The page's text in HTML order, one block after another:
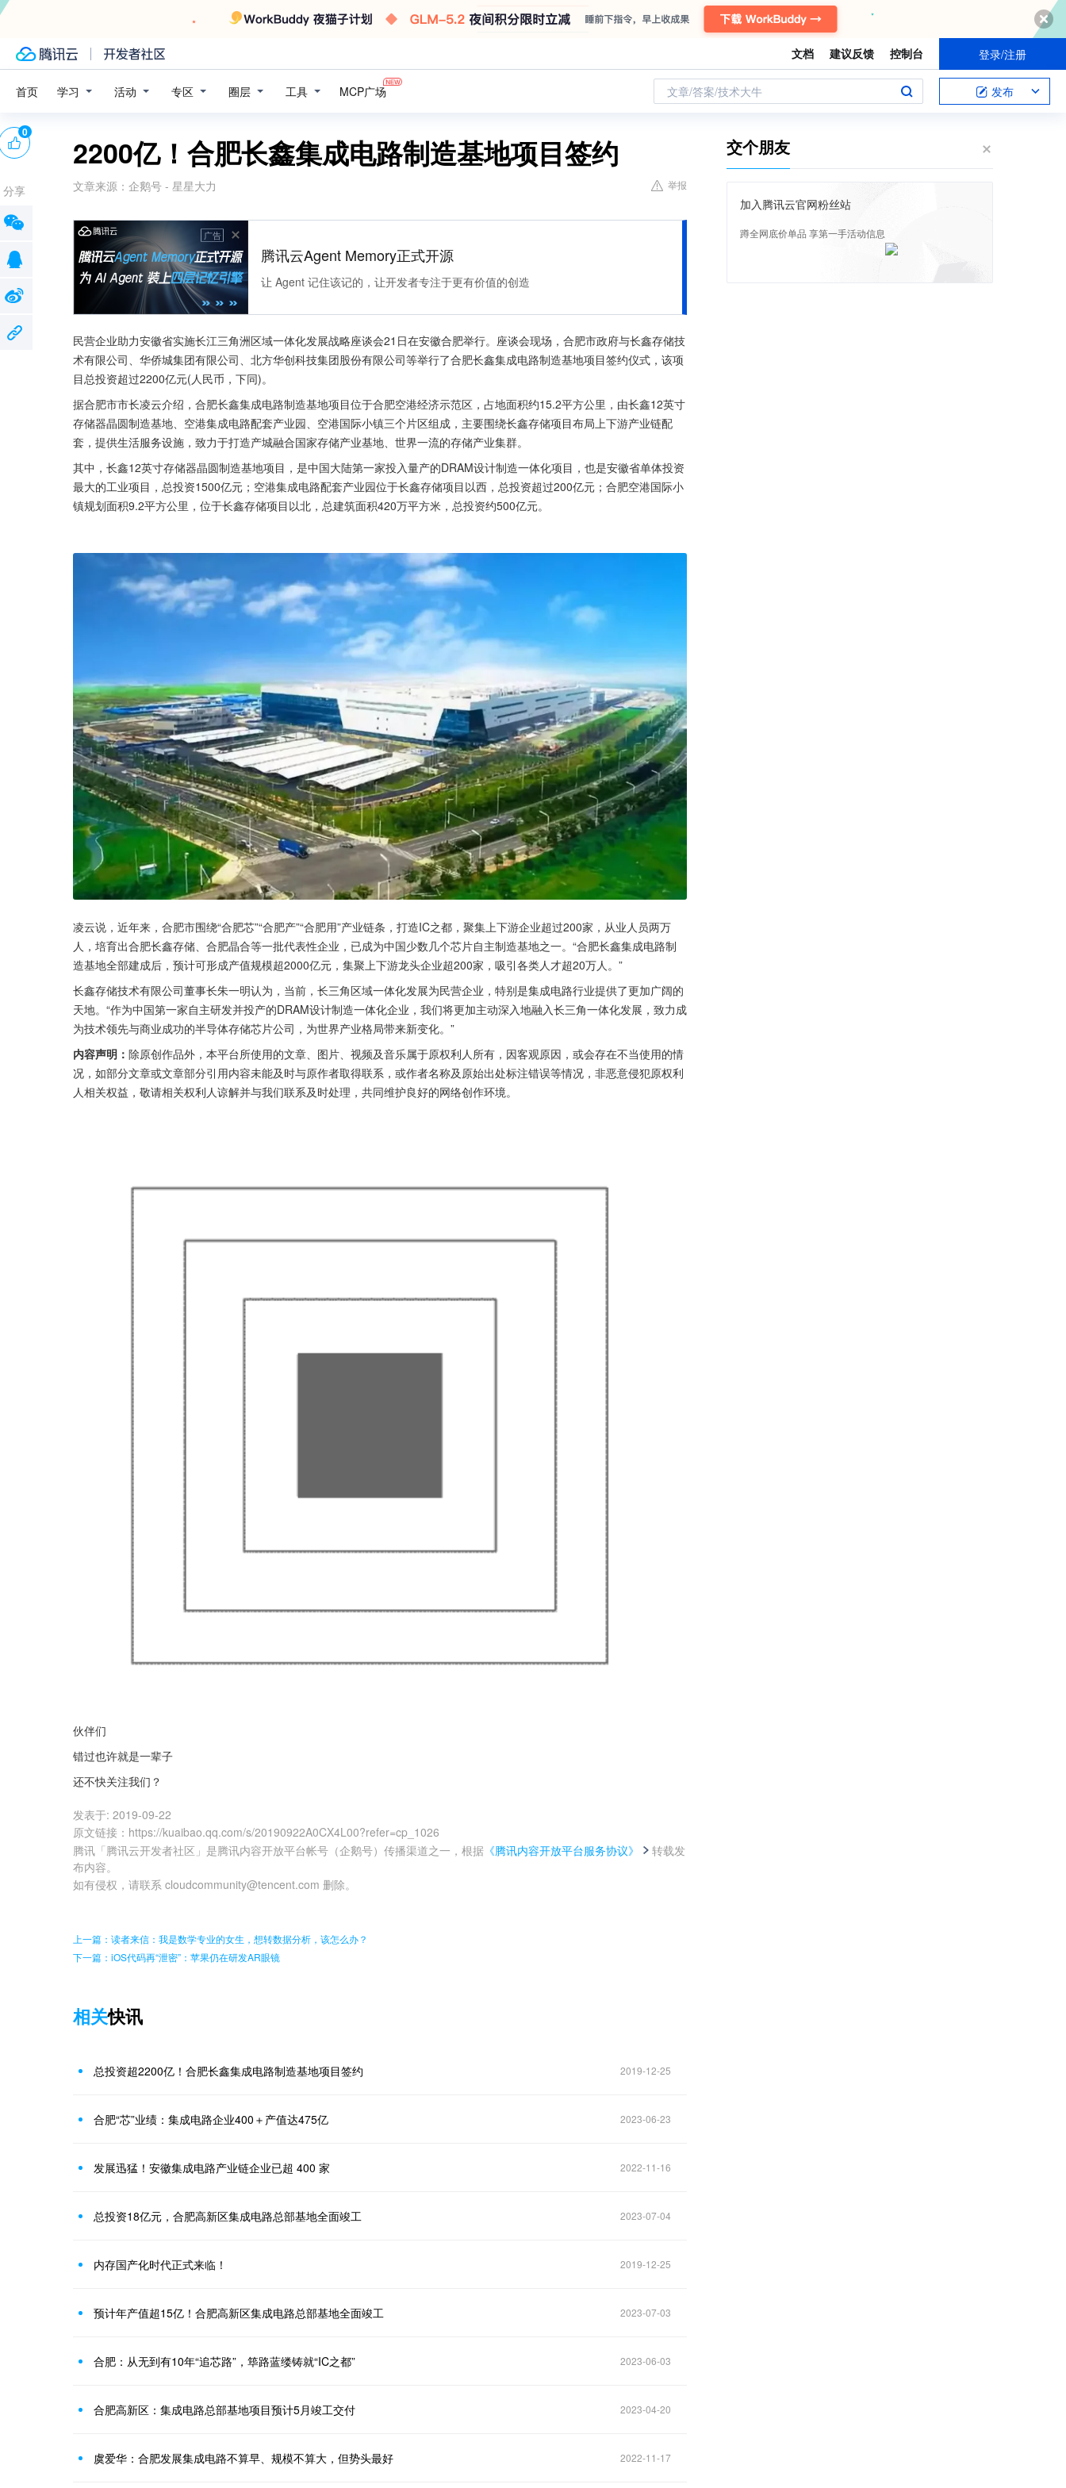
文档 建议反馈 控制台 登录/注册
首页 学习 活动 专区 圈层 工具 MCP广场 文章/答案/技术大牛 发布
2200亿！合肥长鑫集成电路制造基地项目签约
文章来源： 企鹅号 - 星星大力 举报
广告
腾讯云Agent Memory正式开源
让 Agent 记住该记的，让开发者专注于更有价值的创造
民营企业助力安徽省实施长江三角洲区域一体化发展战略座谈会21日在安徽合肥举行。座谈会现场，合肥市政府与长鑫存储技
术有限公司、华侨城集团有限公司、北方华创科技集团股份有限公司等举行了合肥长鑫集成电路制造基地项目签约仪式，该项
目总投资超过2200亿元(人民币，下同)。
据合肥市市长凌云介绍，合肥长鑫集成电路制造基地项目位于合肥空港经济示范区，占地面积约15.2平方公里，由长鑫12英寸
存储器晶圆制造基地、空港集成电路配套产业园、空港国际小镇三个片区组成，主要围绕长鑫存储项目布局上下游产业链配
套，提供生活服务设施，致力于打造产城融合国家存储产业基地、世界一流的存储产业集群。
其中，长鑫12英寸存储器晶圆制造基地项目，是中国大陆第一家投入量产的DRAM设计制造一体化项目，也是安徽省单体投资
最大的工业项目，总投资1500亿元；空港集成电路配套产业园位于长鑫存储项目以西，总投资超过200亿元；合肥空港国际小
镇规划面积9.2平方公里，位于长鑫存储项目以北，总建筑面积420万平方米，总投资约500亿元。
凌云说，近年来，合肥市围绕“合肥芯”“合肥产”“合肥用”产业链条，打造IC之都，聚集上下游企业超过200家，从业人员两万
人，培育出合肥长鑫存储、合肥晶合等一批代表性企业，已成为中国少数几个芯片自主制造基地之一。“合肥长鑫集成电路制
造基地全部建成后，预计可形成产值规模超2000亿元，集聚上下游龙头企业超200家，吸引各类人才超20万人。”
长鑫存储技术有限公司董事长朱一明认为，当前，长三角区域一体化发展为民营企业，特别是集成电路行业提供了更加广阔的
天地。“作为中国第一家自主研发并投产的DRAM设计制造一体化企业，我们将更加主动深入地融入长三角一体化发展，致力成
为技术领先与商业成功的半导体存储芯片公司，为世界产业格局带来新变化。”
内容声明： 除原创作品外，本平台所使用的文章、图片、视频及音乐属于原权利人所有，因客观原因，或会存在不当使用的情
况，如部分文章或文章部分引用内容未能及时与原作者取得联系，或作者名称及原始出处标注错误等情况，非恶意侵犯原权利
人相关权益，敬请相关权利人谅解并与我们联系及时处理，共同维护良好的网络创作环境。
伙伴们
错过也许就是一辈子
还不快关注我们？
发表于: 2019-09-22
原文链接 ： https://kuaibao.qq.com/s/20190922A0CX4L00?refer=cp_1026
腾讯「腾讯云开发者社区」是腾讯内容开放平台帐号（企鹅号）传播渠道之一，根据 《腾讯内容开放平台服务协议》
转载发
布内容。
如有侵权，请联系 cloudcommunity@tencent.com 删除。
0
分享
上一篇：读者来信：我是数学专业的女生，想转数据分析，该怎么办？
下一篇：iOS代码再“泄密”：苹果仍在研发AR眼镜
相关快讯
总投资超2200亿！合肥长鑫集成电路制造基地项目签约 2019-12-25
合肥“芯”业绩：集成电路企业400＋产值达475亿 2023-06-23
发展迅猛！安徽集成电路产业链企业已超 400 家 2022-11-16
总投资18亿元，合肥高新区集成电路总部基地全面竣工 2023-07-04
内存国产化时代正式来临！ 2019-12-25
预计年产值超15亿！合肥高新区集成电路总部基地全面竣工 2023-07-03
合肥：从无到有10年“追芯路”，筚路蓝缕铸就“IC之都” 2023-06-03
合肥高新区：集成电路总部基地项目预计5月竣工交付 2023-04-20
虞爱华：合肥发展集成电路不算早、规模不算大，但势头最好 2022-11-17
交个朋友
加入腾讯云官网粉丝站
蹲全网底价单品 享第一手活动信息